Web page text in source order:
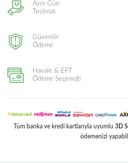
Aynı Gün
Teslimat
Güvenilir
Ödeme
Havale & EFT
Ödeme Seçeneği
Tüm banka ve kredi kartlarıyla uyumlu 3D
ödemenizi